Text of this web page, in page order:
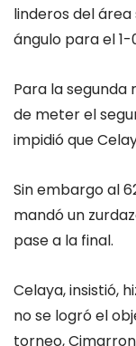
linderos del
ángulo para el 1-
Para la segunda
de meter el
impidió que
Sin embargo al
mandó un
pase a la final.
Celaya, insistió,
no se logró el
torneo,